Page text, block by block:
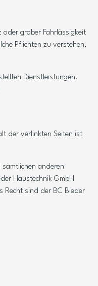
grober Fahrlässigkeit
Pflichten zu verstehen,
Dienstleistungen.
der verlinkten Seiten ist
anderen
Haustechnik GmbH
Recht sind der BC Bieder